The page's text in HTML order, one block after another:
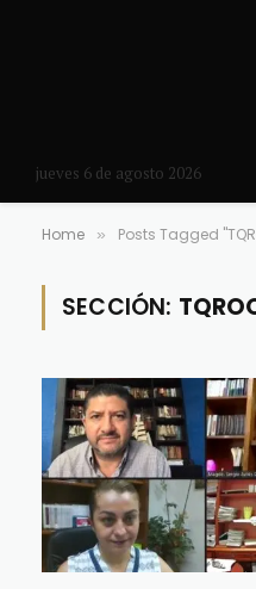
jueves 6 de agosto 2026
Home » Posts Tagged
SECCIÓN: